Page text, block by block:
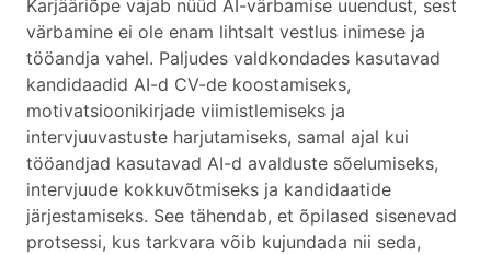
Karjääriõpe vajab nüüd AI-värbamise uuendust, sest
värbamine ei ole enam lihtsalt vestlus inimese ja
tööandja vahel. Paljudes valdkondades kasutavad
kandidaadid AI-d CV-de koostamiseks,
motivatsioonikirjade viimistlemiseks ja
intervjuuvastuste harjutamiseks, samal ajal kui
tööandjad kasutavad AI-d avalduste sõelumiseks,
intervjuude kokkuvõtmiseks ja kandidaatide
järjestamiseks. See tähendab, et õpilased sisenevad
protsessi, kus tarkvara võib kujundada nii seda,